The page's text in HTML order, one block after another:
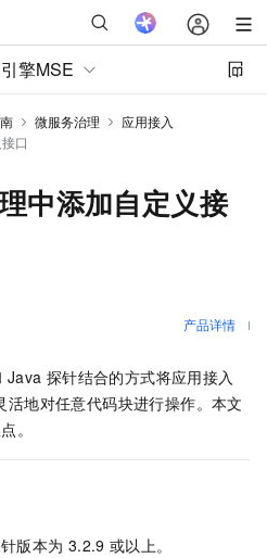
擎MSE
微服务治理
应用接入
口
中添加自定义接
产品详情
Java 探针结合的方式将应用接入
活地对任意代码块进行操作。本文
。
版本为 3.2.9 或以上。